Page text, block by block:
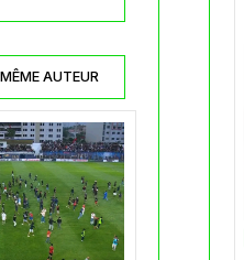
AUTEUR